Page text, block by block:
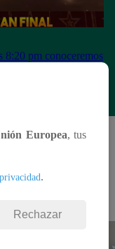
8:20 pm conoceremos
Europea, tus
.
Rechazar